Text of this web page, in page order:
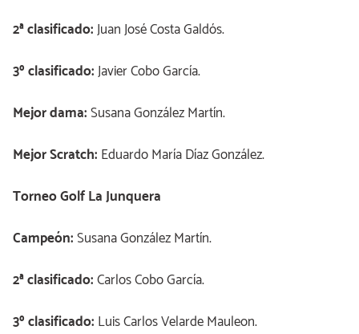
2ª clasificado:Juan José Costa Galdós.
3º clasificado:Javier Cobo García.
Mejor dama:Susana González Martín.
Mejor Scratch: Eduardo María Díaz González.
Torneo Golf La Junquera
Campeón:Susana González Martín.
2ª clasificado:Carlos Cobo García.
3º clasificado: Luis Carlos Velarde Mauleon.